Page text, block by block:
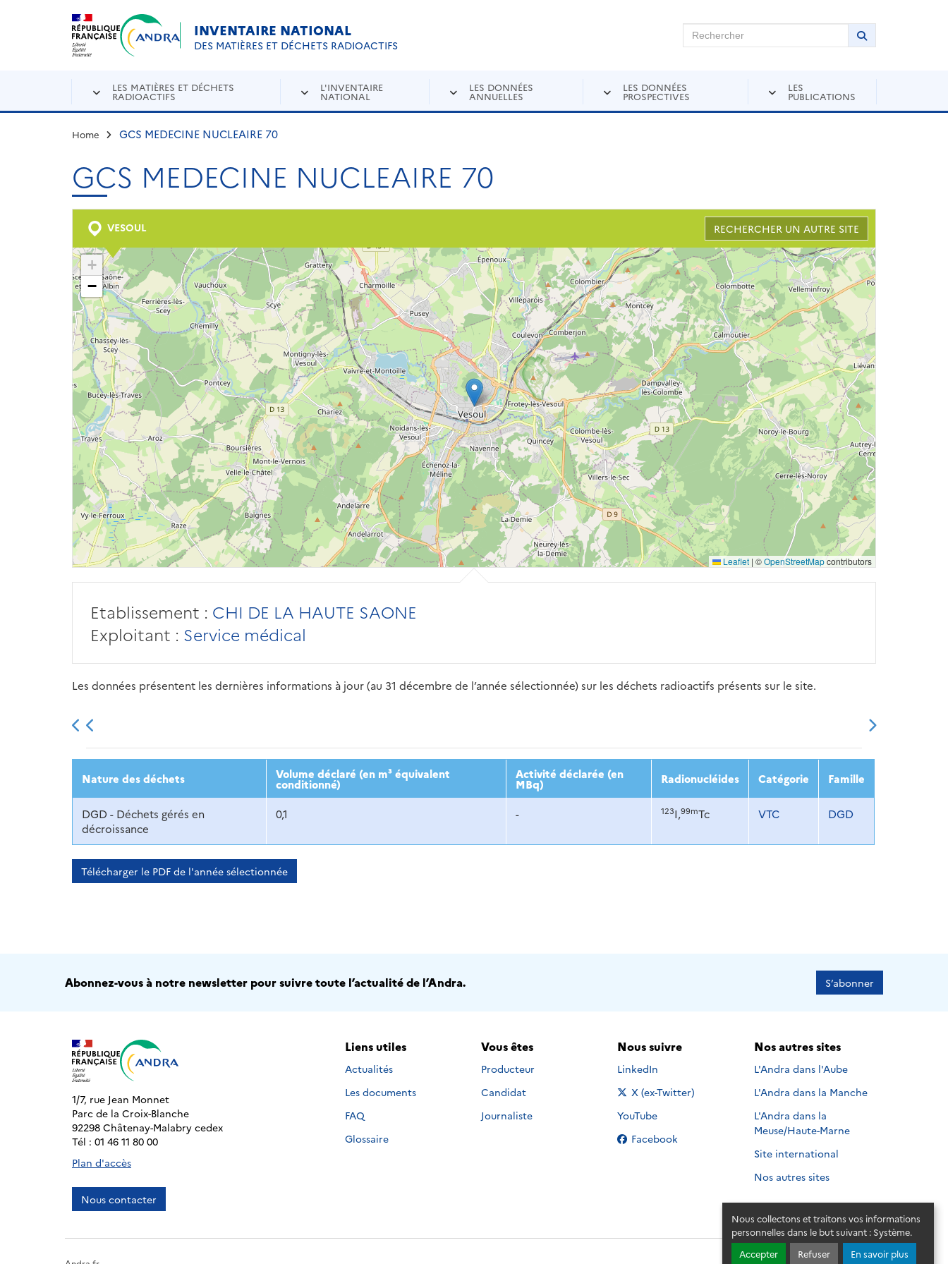
Nous collectons et traitons vos informations
personnelles dans le but suivant : Système.
Accepter
Refuser En savoir plus
Aller au contenu principal
INVENTAIRE NATIONAL
DES MATIÈRES ET DÉCHETS RADIOACTIFS
Rechercher sur Andra Inventaire Rechercher
Lancer la
LES MATIÈRES ET DÉCHETS
RADIOACTIFS
L'INVENTAIRE
NATIONAL
LES DONNÉES
ANNUELLES
LES DONNÉES
PROSPECTIVES
LES
PUBLICATIONS
Home GCS MEDECINE NUCLEAIRE 70
GCS MEDECINE NUCLEAIRE 70
VESOUL RECHERCHER UN AUTRE SITE
+
−
Leaflet | ©OpenStreetMapcontributors
Etablissement : CHI DE LA HAUTE SAONE
Exploitant : Service médical
Les données présentent les dernières informations à jour (au 31 décembre de l’année sélectionnée) sur les déchets radioactifs présents sur le site.
2013 2014 2015 2016 2017 2018 2019 2020 2021 2022 2023
Nature des déchets Volume déclaré (en m³ équivalent
conditionné)
Activité déclarée (en
MBq) Radionucléides Catégorie Famille
DGD - Déchets gérés en
décroissance
0,1 - 123I,99mTc VTC DGD
Télécharger le PDF de l'année sélectionnée
Abonnez-vous à notre newsletter pour suivre toute l’actualité de l’Andra. S’abonner
1/7, rue Jean Monnet
Parc de la Croix-Blanche
92298 Châtenay-Malabry cedex
Tél : 01 46 11 80 00
Plan d'accès
Nous contacter
Liens utiles
Actualités
Les documents
FAQ
Glossaire
Vous êtes
Producteur
Candidat
Journaliste
Nous suivre
Nous suivre sur
LinkedIn
Nous suivre sur
X (ex-Twitter)
Nous suivre sur
YouTube
Nous suivre sur
Facebook
Nos autres sites
L'Andra dans l'Aube
L'Andra dans la Manche
L'Andra dans la
Meuse/Haute-Marne
Site international
Nos autres sites